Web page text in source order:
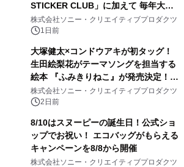
STICKER CLUB」に加えて 毎年大好
評阪急の「うめだスヌーピーフェステ
ィバル」、 グラングリーン大阪 ショ
SUMMER TIME with PEANUTS」を
初開催！
株式会社ソニー・クリエイティブプロダクツ
1日前
大塚健太×コンドウアキが初タッグ！
生田絵梨花がテーマソングを担当する
絵本 『ふみきりねこ』が発売決定！
LINEスタンプも同時リリース！
株式会社ソニー・クリエイティブプロダクツ
2日前
8/10はスヌーピーの誕生日！公式ショ
ップでお祝い！ エコバッグがもらえる
キャンペーンを8/8から開催
株式会社ソニー・クリエイティブプロダクツ